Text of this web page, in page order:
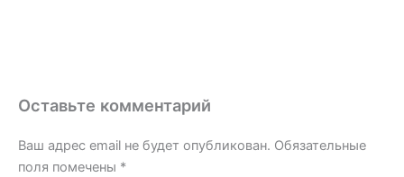
Оставьте комментарий
Ваш адрес email не будет опубликован. Обязательные
поля помечены *